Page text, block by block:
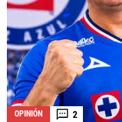
OPINIÓN 2